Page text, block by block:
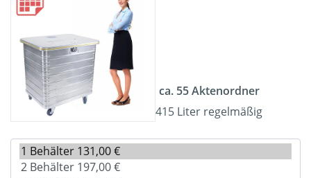
ca. 55 Aktenordner
415 Liter regelmäßig